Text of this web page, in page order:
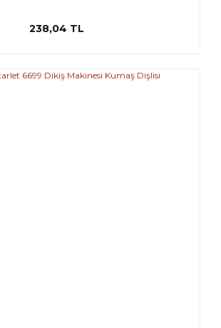
238,04 TL